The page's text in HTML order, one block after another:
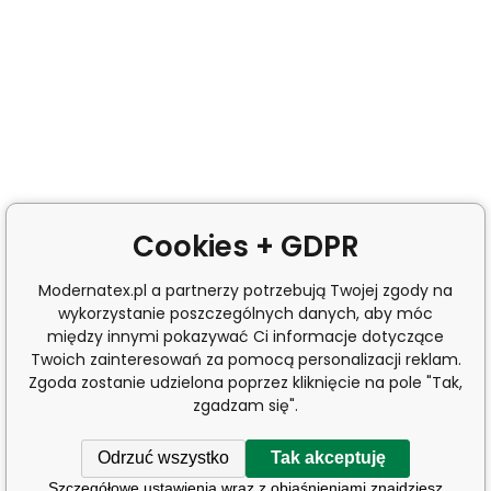
Cookies + GDPR
Modernatex.pl a partnerzy potrzebują Twojej zgody na
wykorzystanie poszczególnych danych, aby móc
między innymi pokazywać Ci informacje dotyczące
Twoich zainteresowań za pomocą personalizacji reklam.
Zgoda zostanie udzielona poprzez kliknięcie na pole "Tak,
zgadzam się".
Odrzuć wszystko Tak akceptuję
Szczegółowe ustawienia wraz z objaśnieniami znajdziesz